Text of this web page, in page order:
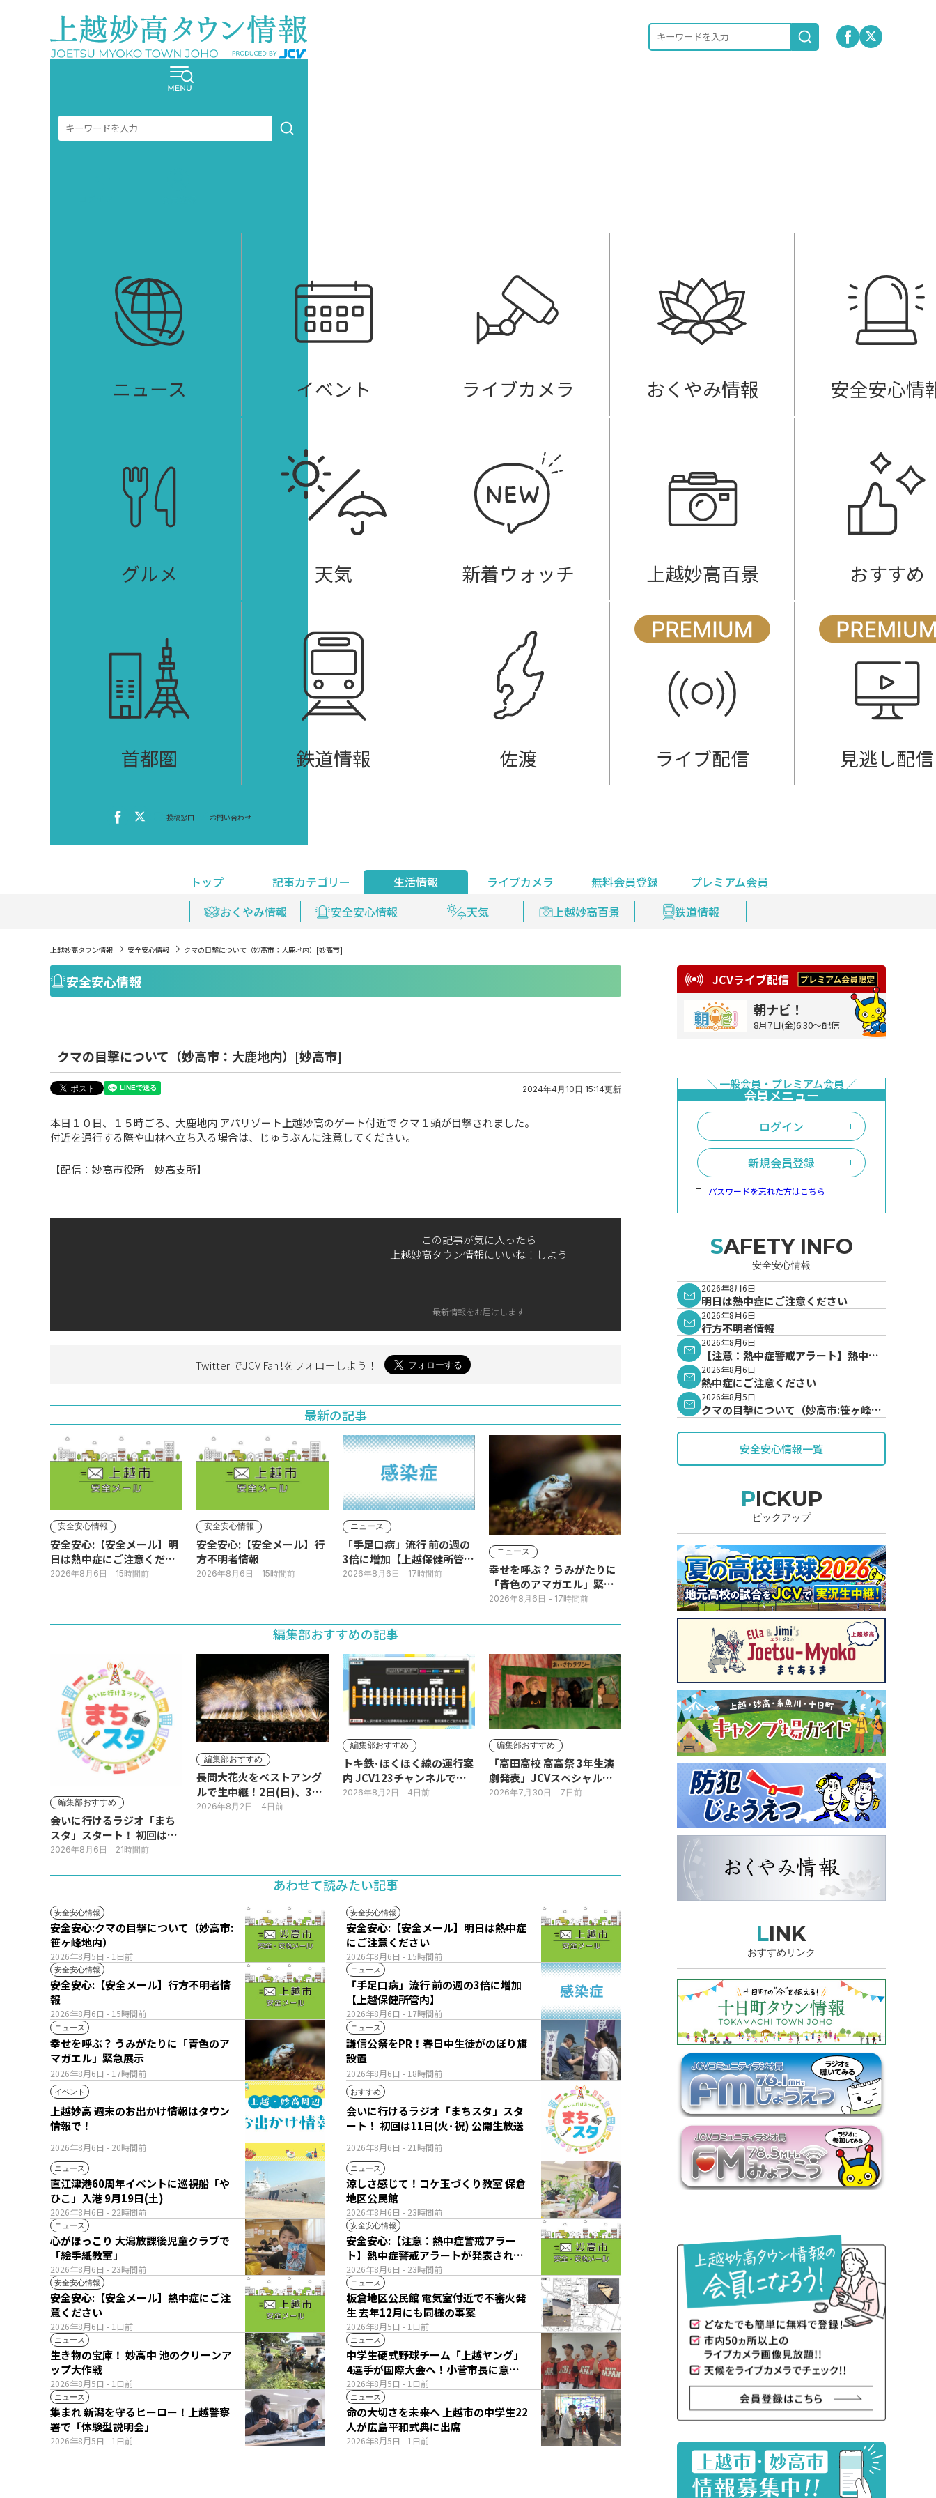
ニュース イベント ライブカメラ おくやみ情報 安全安心情
グルメ 天気 新着ウォッチ 上越妙高百景 おすすめ
首都圏 鉄道情報 佐渡 ライブ配信 見逃し配信
投稿窓口 お問い合わせ
トップ
記事カテゴリー
ニュース
イベント 新着ウォッチ 編集部おすすめ
生活情報
おくやみ情報
安全安心情報 天気 上越妙高百景 鉄道情報
ライブカメラ 無料会員登録
プレミアム会員
ライブ配信
見逃し配信 プレミアム会員登録
上越妙高タウン情報 安全安心情報 クマの目撃について（妙高市：大鹿地内）[妙高市]
安全安心情報
クマの目撃について（妙高市：大鹿地内）[妙高市]
2024年4月10日 15:14更新
本日１０日、１５時ごろ、大鹿地内 アパリゾート上越妙高のゲート付近で クマ１頭が目撃されました。
付近を通行する際や山林へ立ち入る場合は、じゅうぶんに注意してください。
【配信：妙高市役所 妙高支所】
この記事が気に入ったら
上越妙高タウン情報にいいね！しよう
最新情報をお届けします
Twitter でJCV Fan !をフォローしよう！
最新の記事
安全安心情報
安全安心:【安全メール】明
日は熱中症にご注意くださ
い
2026年8月6日 - 15時間前
安全安心情報
安全安心:【安全メール】行
方不明者情報
2026年8月6日 - 15時間前
ニュース
「手足口病」流行 前の週の
3倍に増加【上越保健所管
内】
2026年8月6日 - 17時間前
ニュース
幸せを呼ぶ？ うみがたりに
「青色のアマガエル」緊急
展示
2026年8月6日 - 17時間前
編集部おすすめの記事
編集部おすすめ
会いに行けるラジオ「まち
スタ」スタート！ 初回は11
日(火･祝) 公開生放送
2026年8月6日 - 21時間前
編集部おすすめ
長岡大花火をベストアング
ルで生中継！2日(日)、3日
(月)
2026年8月2日 - 4日前
編集部おすすめ
トキ鉄･ほくほく線の運行案
内 JCV123チャンネルで平
日毎朝表示
2026年8月2日 - 4日前
編集部おすすめ
「高田高校 高高祭 3年生演
劇発表」JCVスペシャルで
放送中！
2026年7月30日 - 7日前
あわせて読みたい記事
安全安心情報
2026年8月5日 - 1日前
安全安心:クマの目撃について（妙高市:
笹ヶ峰地内）
安全安心情報
2026年8月6日 - 15時間前
安全安心:【安全メール】明日は熱中症
にご注意ください
安全安心情報
2026年8月6日 - 15時間前
安全安心:【安全メール】行方不明者情
報
ニュース
2026年8月6日 - 17時間前
「手足口病」流行 前の週の3倍に増加
【上越保健所管内】
ニュース
2026年8月6日 - 17時間前
幸せを呼ぶ？ うみがたりに「青色のア
マガエル」緊急展示
ニュース
2026年8月6日 - 18時間前
謙信公祭をPR！春日中生徒がのぼり旗
設置
イベント
2026年8月6日 - 20時間前
上越妙高 週末のお出かけ情報はタウン
情報で！
おすすめ
2026年8月6日 - 21時間前
会いに行けるラジオ「まちスタ」スタ
ート！ 初回は11日(火･祝) 公開生放送
ニュース
2026年8月6日 - 22時間前
直江津港60周年イベントに巡視船「や
ひこ」入港 9月19日(土)
ニュース
2026年8月6日 - 23時間前
涼しさ感じて！コケ玉づくり教室 保倉
地区公民館
ニュース
2026年8月6日 - 23時間前
心がほっこり 大潟放課後児童クラブで
「絵手紙教室」
安全安心情報
2026年8月6日 - 23時間前
安全安心:【注意：熱中症警戒アラー
ト】熱中症警戒アラートが発表されて
います。
安全安心情報
2026年8月6日 - 1日前
安全安心:【安全メール】熱中症にご注
意ください
ニュース
2026年8月5日 - 1日前
板倉地区公民館 電気室付近で不審火発
生 去年12月にも同様の事案
ニュース
2026年8月5日 - 1日前
生き物の宝庫！ 妙高中 池のクリーンア
ップ大作戦
ニュース
2026年8月5日 - 1日前
中学生硬式野球チーム「上越ヤング」
4選手が国際大会へ！小菅市長に意気
込み語る
ニュース
2026年8月5日 - 1日前
集まれ 新潟を守るヒーロー！上越警察
署で「体験型説明会」
ニュース
2026年8月5日 - 1日前
命の大切さを未来へ 上越市の中学生22
人が広島平和式典に出席
JCVライブ配信
朝ナビ！
8月7日(金)6:30～配信
ログイン
新規会員登録
パスワードを忘れた方はこちら
SAFETY INFO
安全安心情報
2026年8月6日
明日は熱中症にご注意ください
2026年8月6日
行方不明者情報
2026年8月6日
【注意：熱中症警戒アラート】熱中症
警戒アラートが発表されています。
2026年8月6日
熱中症にご注意ください
2026年8月5日
クマの目撃について（妙高市:笹ヶ峰地
安全安心情報一覧
PICKUP
ピックアップ
LINK
おすすめリンク